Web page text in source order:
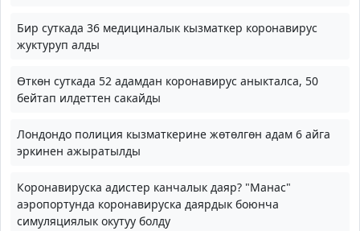
Бир суткада 36 медициналык кызматкер коронавирус
жуктуруп алды
Өткөн суткада 52 адамдан коронавирус аныкталса, 50
бейтап илдеттен сакайды
Лондондо полиция кызматкерине жөтөлгөн адам 6 айга
эркинен ажыратылды
Коронавируска адистер канчалык даяр? "Манас"
аэропортунда коронавируска даярдык боюнча
симуляциялык окутуу болду